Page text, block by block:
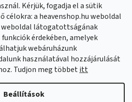
Kérjük, fogadja el a sütik
célokra: a heavenshop.hu weboldal
weboldal látogatottságának
érdekében, amelyek
webáruházunk
használatával hozzájárulását
Tudjon meg többetitt
Beállítások